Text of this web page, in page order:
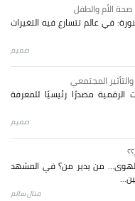
الأم والطفل
في عالم تتسارع فيه التغيرات
صميم
المجتمعي
مصدرًا رئيسيًا للمعرفة
صميم
من يدير من؟ في المشهد
منال سالم